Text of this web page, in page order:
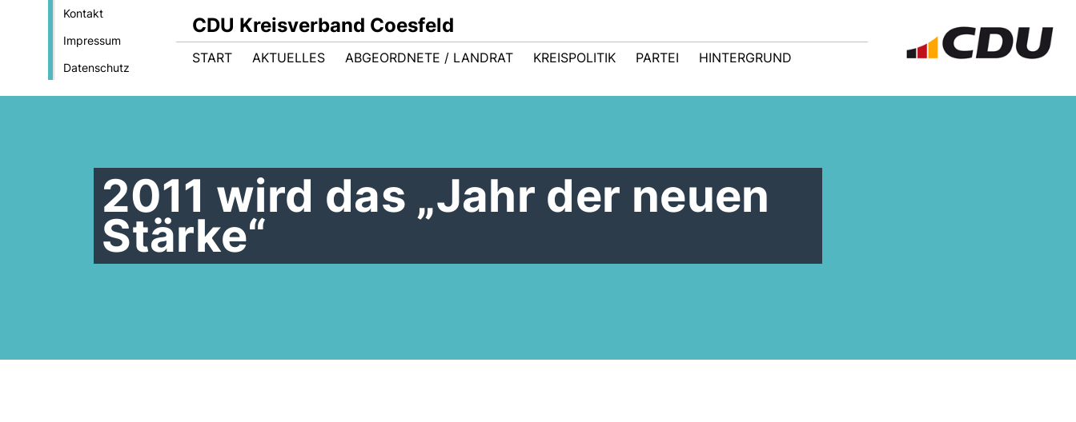
Kontakt
Impressum
Datenschutz
CDU Kreisverband Coesfeld
START AKTUELLES ABGEORDNETE / LANDRAT KREISPOLITIK PARTEI HINTERGRUND
2011 wird das „Jahr der neuen
Stärke“